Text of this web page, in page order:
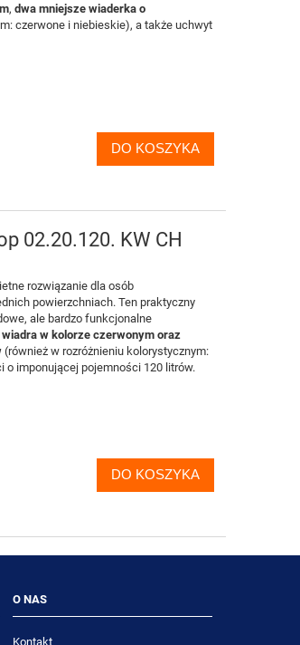
82,95 zł
, dwa mniejsze wiaderka o
m: czerwone i niebieskie), a także uchwyt
DO KOSZYKA
02.20.120. KW CH
rozwiązanie dla osób
powierzchniach. Ten praktyczny
ale bardzo funkcjonalne
w kolorze czerwonym oraz
(również w rozróżnieniu kolorystycznym:
imponującej pojemności 120 litrów.
DO KOSZYKA
O NAS
Kontakt